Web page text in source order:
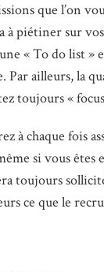
que l’on
à piétiner sur
« To do list »
ailleurs, la
toujours «
à chaque fois
si vous êtes
toujours
ce que le